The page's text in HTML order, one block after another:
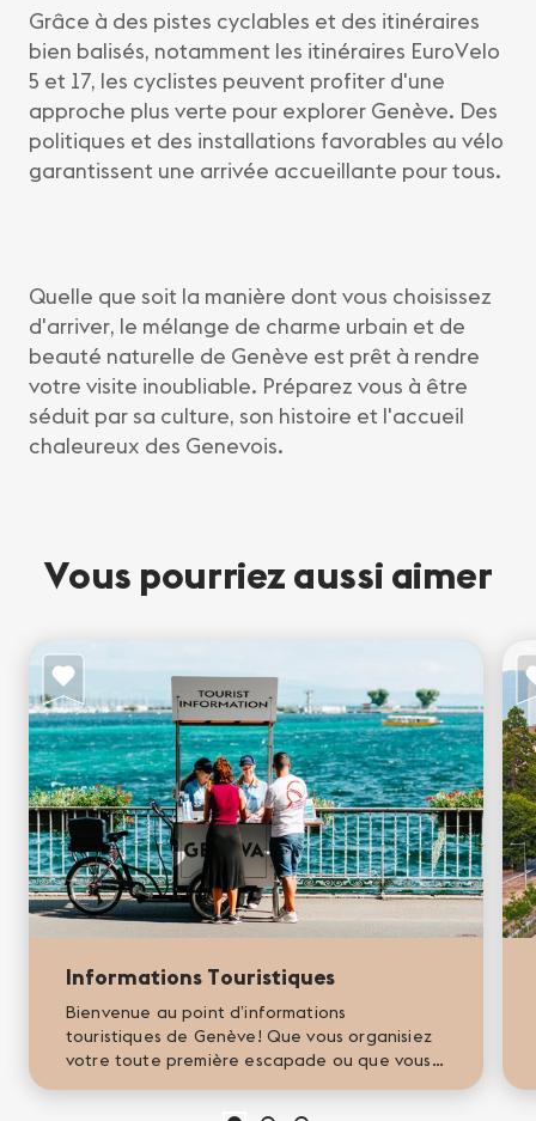
Grâce à des pistes cyclables et des itinéraires
bien balisés, notamment les itinéraires EuroVelo
5 et 17, les cyclistes peuvent profiter d'une
approche plus verte pour explorer Genève. Des
politiques et des installations favorables au vélo
garantissent une arrivée accueillante pour tous.
Quelle que soit la manière dont vous choisissez
d'arriver, le mélange de charme urbain et de
beauté naturelle de Genève est prêt à rendre
votre visite inoubliable. Préparez vous à être
séduit par sa culture, son histoire et l'accueil
chaleureux des Genevois.
Vous pourriez aussi aimer
Informations Touristiques
Bienvenue au point d’informations
touristiques de Genève! Que vous organisiez
votre toute première escapade ou que vous
sommes à votre disposition pour vous...